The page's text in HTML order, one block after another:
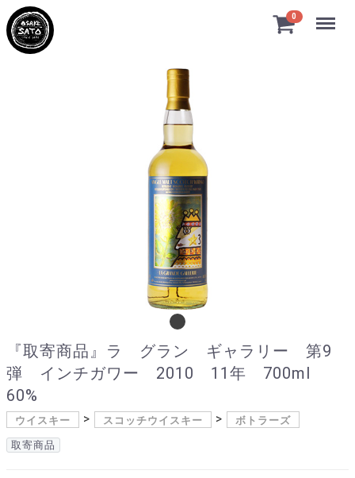
0 Menu
『取寄商品』ラ グラン ギャラリー 第9
弾 インチガワー 2010 11年 700ml
60%
ウイスキー スコッチウイスキー ボトラーズ
取寄商品